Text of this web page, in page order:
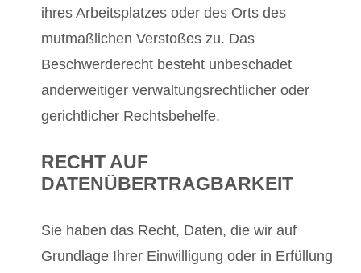
ihres Arbeitsplatzes oder des Orts des
mutmaßlichen Verstoßes zu. Das
Beschwerderecht besteht unbeschadet
anderweitiger verwaltungsrechtlicher oder
gerichtlicher Rechtsbehelfe.
RECHT AUF
DATENÜBERTRAGBARKEIT
Sie haben das Recht, Daten, die wir auf
Grundlage Ihrer Einwilligung oder in Erfüllung